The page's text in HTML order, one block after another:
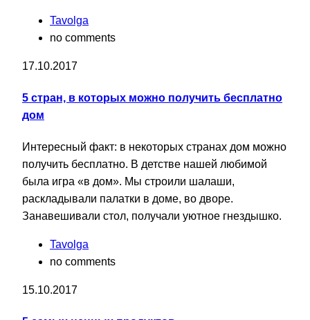
Tavolga
no comments
17.10.2017
5 стран, в которых можно получить бесплатно
дом
Интересный факт: в некоторых странах дом можно
получить бесплатно. В детстве нашей любимой
была игра «в дом». Мы строили шалаши,
раскладывали палатки в доме, во дворе.
Занавешивали стол, получали уютное гнездышко.
Tavolga
no comments
15.10.2017